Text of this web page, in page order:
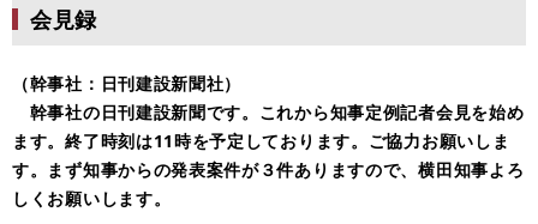
会見録
（幹事社：日刊建設新聞社）
幹事社の日刊建設新聞です。これから知事定例記者会見を始め
ます。終了時刻は11時を予定しております。ご協力お願いしま
す。まず知事からの発表案件が３件ありますので、横田知事よろ
しくお願いします。